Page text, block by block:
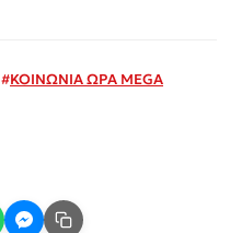
#ΚΟΙΝΩΝΙΑ ΩΡΑ MEGA